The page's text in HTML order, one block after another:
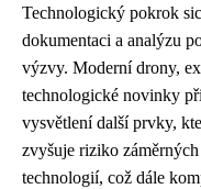
Technologický pokrok
dokumentaci a analýzu
výzvy. Moderní drony,
technologické novinky
vysvětlení další prvky,
zvyšuje riziko
technologií, což dále